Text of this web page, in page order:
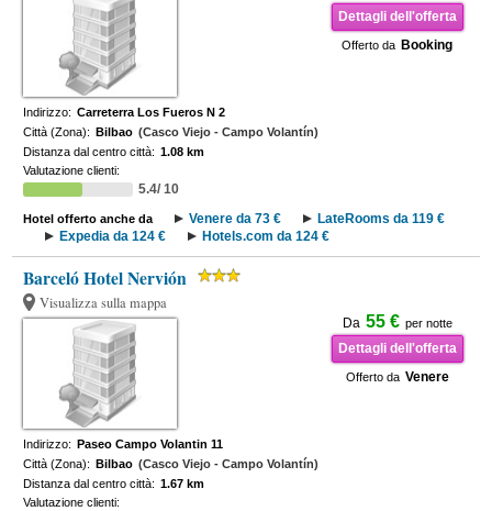
Dettagli dell'offerta
Offerto da Booking
Indirizzo: Carreterra Los Fueros N 2
Città (Zona): Bilbao (Casco Viejo - Campo Volantín)
Distanza dal centro città: 1.08 km
Valutazione clienti:
5.4/ 10
Hotel offerto anche da Venere da 73 €
LateRooms da 119 €
Expedia da 124 €
Hotels.com da 124 €
Barceló Hotel Nervión
Visualizza sulla mappa
Da 55 € per notte
Dettagli dell'offerta
Offerto da Venere
Indirizzo: Paseo Campo Volantin 11
Città (Zona): Bilbao (Casco Viejo - Campo Volantín)
Distanza dal centro città: 1.67 km
Valutazione clienti: